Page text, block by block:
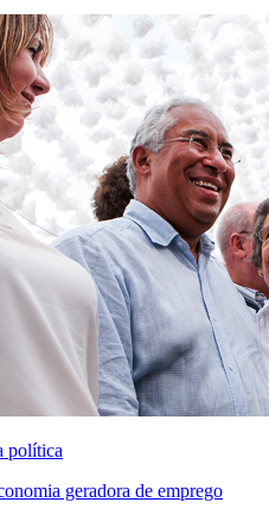
política
geradora de emprego